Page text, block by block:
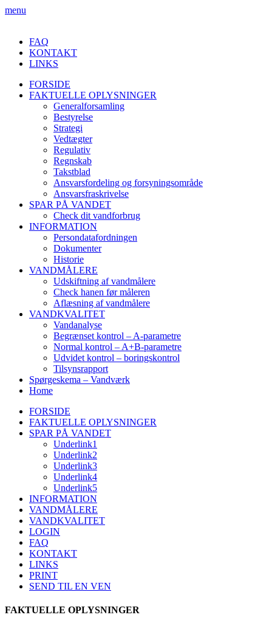
menu
FAQ
KONTAKT
LINKS
FORSIDE
FAKTUELLE OPLYSNINGER
Generalforsamling
Bestyrelse
Strategi
Vedtægter
Regulativ
Regnskab
Takstblad
Ansvarsfordeling og forsyningsområde
Ansvarsfraskrivelse
SPAR PÅ VANDET
Check dit vandforbrug
INFORMATION
Persondatafordningen
Dokumenter
Historie
VANDMÅLERE
Udskiftning af vandmålere
Check hanen før måleren
Aflæsning af vandmålere
VANDKVALITET
Vandanalyse
Begrænset kontrol – A-parametre
Normal kontrol – A+B-parametre
Udvidet kontrol – boringskontrol
Tilsynsrapport
Spørgeskema – Vandværk
Home
FORSIDE
FAKTUELLE OPLYSNINGER
SPAR PÅ VANDET
Underlink1
Underlink2
Underlink3
Underlink4
Underlink5
INFORMATION
VANDMÅLERE
VANDKVALITET
LOGIN
FAQ
KONTAKT
LINKS
PRINT
SEND TIL EN VEN
FAKTUELLE OPLYSNINGER